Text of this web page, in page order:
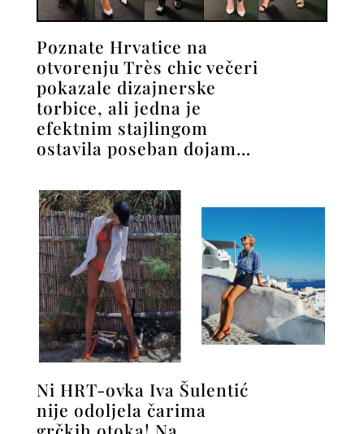
Poznate Hrvatice na
otvorenju Très chic večeri
pokazale dizajnerske
torbice, ali jedna je
efektnim stajlingom
ostavila poseban dojam…
Ni HRT-ovka Iva Šulentić
nije odoljela čarima